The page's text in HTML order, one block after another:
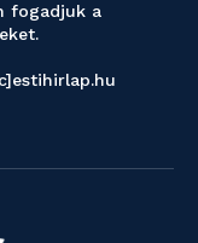
fogadjuk a